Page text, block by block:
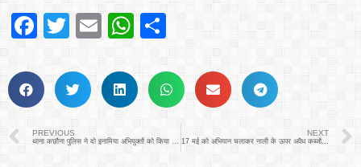
Facebook
Twitter
EmailWhatsApp
PREVIOUS
थाना कछौना पुलिस ने दो इनामिया अभियुक्तों को किया गिरफ्तार
NEXT
17 मई को अभियान चलाकर नाली के ऊपर अवैध कब्जों को नियमानुसार हटवा दिया जायेगाः-उप जिलाधिकारी